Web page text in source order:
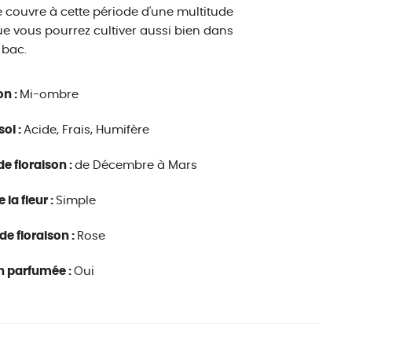
à cette période d'une multitude
vous pourrez cultiver aussi bien dans
: Mi-ombre
: Acide, Frais, Humifère
floraison : de Décembre à Mars
la fleur : Simple
floraison : Rose
parfumée : Oui